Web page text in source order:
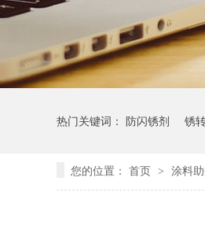
热门关键词： 防闪锈剂 锈
您的位置： 首页 > 涂料